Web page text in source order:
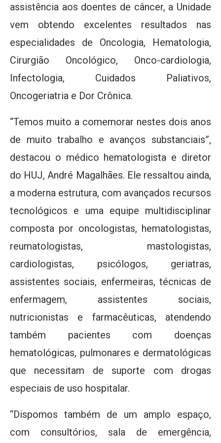
assistência aos doentes de câncer, a Unidade
vem obtendo excelentes resultados nas
especialidades de Oncologia, Hematologia,
Cirurgião Oncológico, Onco-cardiologia,
Infectologia, Cuidados Paliativos,
Oncogeriatria e Dor Crônica.
“Temos muito a comemorar nestes dois anos
de muito trabalho e avanços substanciais”,
destacou o médico hematologista e diretor
do HUJ, André Magalhães. Ele ressaltou ainda,
a moderna estrutura, com avançados recursos
tecnológicos e uma equipe multidisciplinar
composta por oncologistas, hematologistas,
reumatologistas, mastologistas,
cardiologistas, psicólogos, geriatras,
assistentes sociais, enfermeiras, técnicas de
enfermagem, assistentes sociais,
nutricionistas e farmacêuticas, atendendo
também pacientes com doenças
hematológicas, pulmonares e dermatológicas
que necessitam de suporte com drogas
especiais de uso hospitalar.
“Dispomos também de um amplo espaço,
com consultórios, sala de emergência,